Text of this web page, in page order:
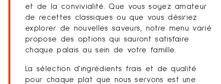
et de la convivialité. Que vous soyez amateur
de recettes classiques ou que vous désiriez
explorer de nouvelles saveurs, notre menu varié
propose des options qui sauront satisfaire
chaque palais au sein de votre famille.
La sélection d'ingrédients frais et de qualité
pour chaque plat que nous servons est une